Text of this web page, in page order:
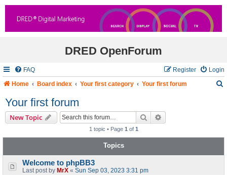
DRED OpenForum
FAQ Login
Register
Home
Board index Your first category Your first forum
c
Your first forum
New Topic Search
1 topic • Page 1 of 1
Topics
Welcome to phpBB3
Last post by MrX « Sun Sep 03, 2023 3:31 pm